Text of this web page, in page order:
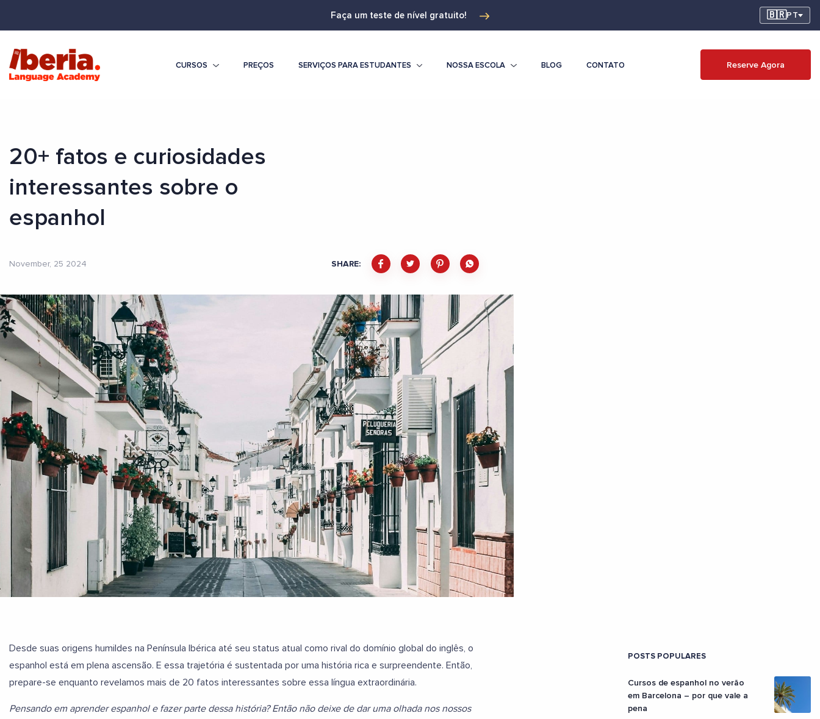
Faça um teste de nível gratuito! 🇧🇷PT
CURSOS PREÇOS SERVIÇOS PARA ESTUDANTES NOSSA ESCOLA BLOG CONTATO Reserve Agora
20+ fatos e curiosidades
interessantes sobre o
espanhol
November, 25 2024 SHARE:
Desde suas origens humildes na Península Ibérica até seu status atual como rival do domínio global do inglês, o
espanhol está em plena ascensão. E essa trajetória é sustentada por uma história rica e surpreendente. Então,
prepare-se enquanto revelamos mais de 20 fatos interessantes sobre essa língua extraordinária.
Pensando em aprender espanhol e fazer parte dessa história? Então não deixe de dar uma olhada nos nossos
POSTS POPULARES
Cursos de espanhol no verão
em Barcelona – por que vale a
pena